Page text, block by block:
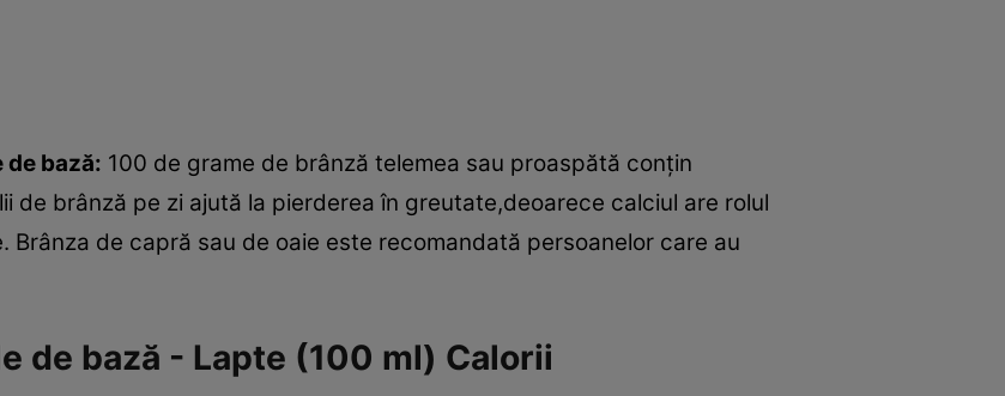
de bază: 100 de grame de brânză telemea sau proaspătă conţin
de brânză pe zi ajută la pierderea în greutate,deoarece calciul are rolul
Brânza de capră sau de oaie este recomandată persoanelor care au
de bază - Lapte (100 ml) Calorii